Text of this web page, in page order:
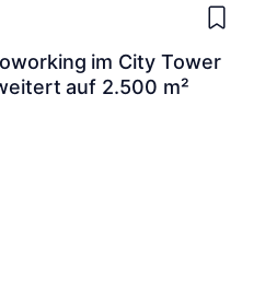
im City Tower
auf 2.500 m²